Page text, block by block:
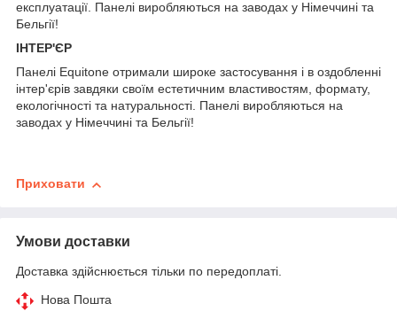
експлуатації. Панелі виробляються на заводах у Німеччині та
Бельгії!
ІНТЕР'ЄР
Панелі Equitone отримали широке застосування і в оздобленні
інтер'єрів завдяки своїм естетичним властивостям, формату,
екологічності та натуральності. Панелі виробляються на
заводах у Німеччині та Бельгії!
Приховати
Умови доставки
Доставка здійснюється тільки по передоплаті.
Нова Пошта